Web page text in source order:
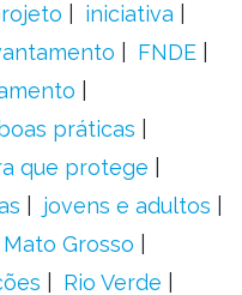
iniciativa
FNDE
boas práticas
que protege
jovens e adultos
Mato Grosso
Rio Verde